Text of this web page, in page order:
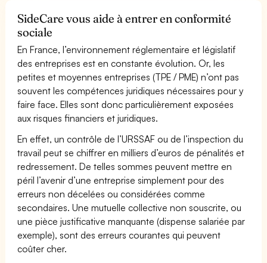
SideCare vous aide à entrer en conformité
sociale
En France, l’environnement réglementaire et législatif
des entreprises est en constante évolution. Or, les
petites et moyennes entreprises (TPE / PME) n’ont pas
souvent les compétences juridiques nécessaires pour y
faire face. Elles sont donc particulièrement exposées
aux risques financiers et juridiques.
En effet, un contrôle de l’URSSAF ou de l’inspection du
travail peut se chiffrer en milliers d’euros de pénalités et
redressement. De telles sommes peuvent mettre en
péril l’avenir d’une entreprise simplement pour des
erreurs non décelées ou considérées comme
secondaires. Une mutuelle collective non souscrite, ou
une pièce justificative manquante (dispense salariée par
exemple), sont des erreurs courantes qui peuvent
coûter cher.